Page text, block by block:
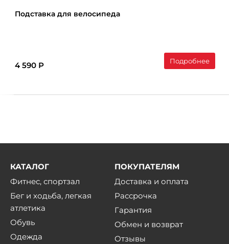
Подставка для велосипеда
4 590 Р Подробнее
КАТАЛОГ
Фитнес, спортзал
Бег и ходьба, легкая
атлетика
Обувь
Одежда
ПОКУПАТЕЛЯМ
Доставка и оплата
Рассрочка
Гарантия
Обмен и возврат
Отзывы